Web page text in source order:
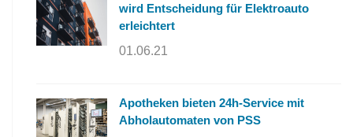
wird Entscheidung für Elektroauto
erleichtert
01.06.21
Apotheken bieten 24h-Service mit
Abholautomaten von PSS